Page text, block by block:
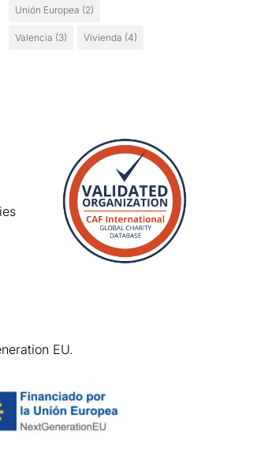
Unión Europea (2)
Valencia (3) Vivienda (4)
EU.